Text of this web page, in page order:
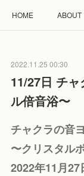
HOME ABOUT
2022.11.25 00:30
11/27日 チ
ル倍音浴〜
チャクラの音
〜クリスタル
2022年11月27